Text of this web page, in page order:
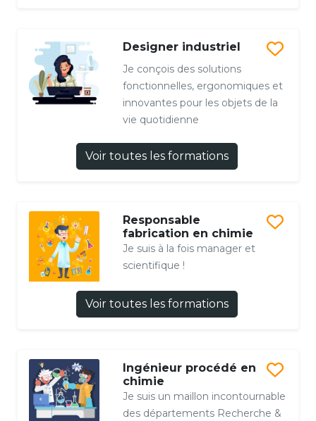
Designer industriel
Je conçois des solutions
fonctionnelles, ergonomiques et
innovantes pour les objets de la
vie quotidienne
Voir toutes les formations
Responsable
fabrication en chimie
Je suis à la fois manager et
scientifique !
Voir toutes les formations
Ingénieur procédé en
chimie
Je suis un maillon incontournable
des départements Recherche &